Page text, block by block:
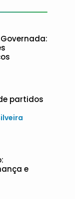
partidos
e